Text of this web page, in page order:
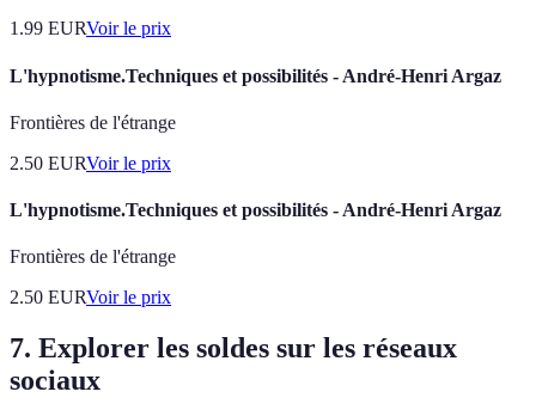
1.99 EURVoir le prix
L'hypnotisme.Techniques et possibilités - André-Henri Argaz
Frontières de l'étrange
2.50 EURVoir le prix
L'hypnotisme.Techniques et possibilités - André-Henri Argaz
Frontières de l'étrange
2.50 EURVoir le prix
7. Explorer les soldes sur les réseaux
sociaux